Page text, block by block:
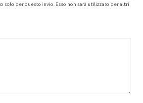
solo per questo invio. Esso non sarà utilizzato per altri